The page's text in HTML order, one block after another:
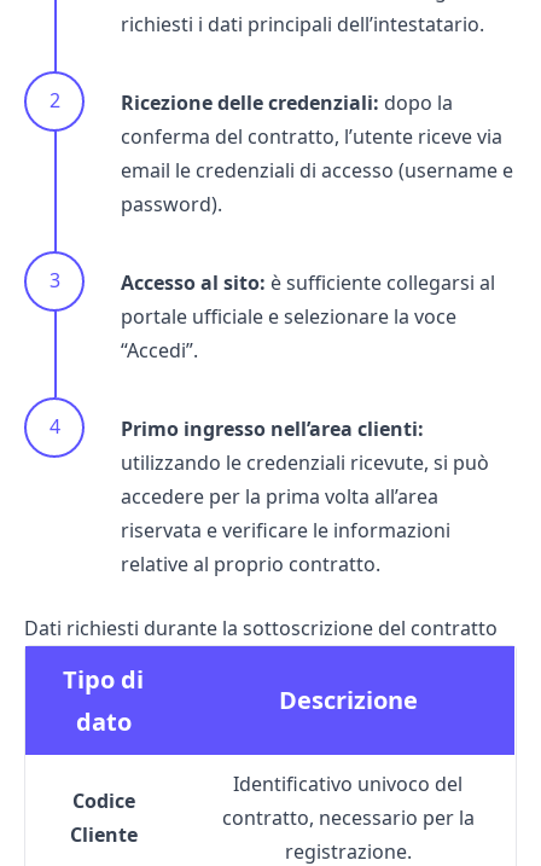
richiesti i dati principali dell’intestatario.
Ricezione delle credenziali: dopo la
conferma del contratto, l’utente riceve via
email le credenziali di accesso (username e
password).
Accesso al sito: è sufficiente collegarsi al
portale ufficiale e selezionare la voce
“Accedi”.
Primo ingresso nell’area clienti:
utilizzando le credenziali ricevute, si può
accedere per la prima volta all’area
riservata e verificare le informazioni
relative al proprio contratto.
Dati richiesti durante la sottoscrizione del contratto
Tipo di
dato
Descrizione
Codice
Cliente
Identificativo univoco del
contratto, necessario per la
registrazione.